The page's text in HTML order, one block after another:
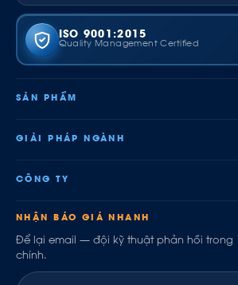
ISO 9001:2015
Quality Management Certified
SẢN PHẨM
GIẢI PHÁP NGÀNH
CÔNG TY
NHẬN BÁO GIÁ NHANH
Để lại email — đội kỹ thuật phản hồi trong
chính.